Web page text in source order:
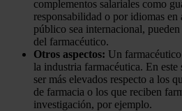
complementos salariales como
responsabilidad o por idiomas en
público sea internacional,
del farmacéutico.
Otros aspectos: Un
la industria farmacéutica. En este
ser más elevados respecto a los
de farmacia o los que reciben
investigación, por ejemplo.